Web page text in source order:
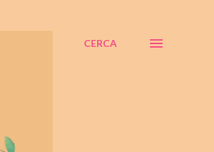
CERCA